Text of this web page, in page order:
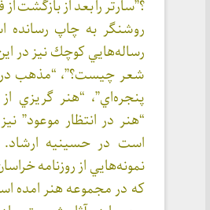
؟”سارتر را بعد از بازگشت
روشنگر به چاپ
رساله‌هايي كوچك نيز در
شعر چيست؟”، “مذهب
پنجره‌اي”، “هنر گريزي
“هنر در انتظار موعود”
است در حسينيه
نمونه‌هايي از روزنامه
كه در مجموعه هنر امده